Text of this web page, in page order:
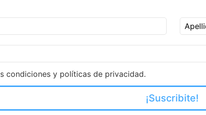
condiciones y políticas de privacidad.